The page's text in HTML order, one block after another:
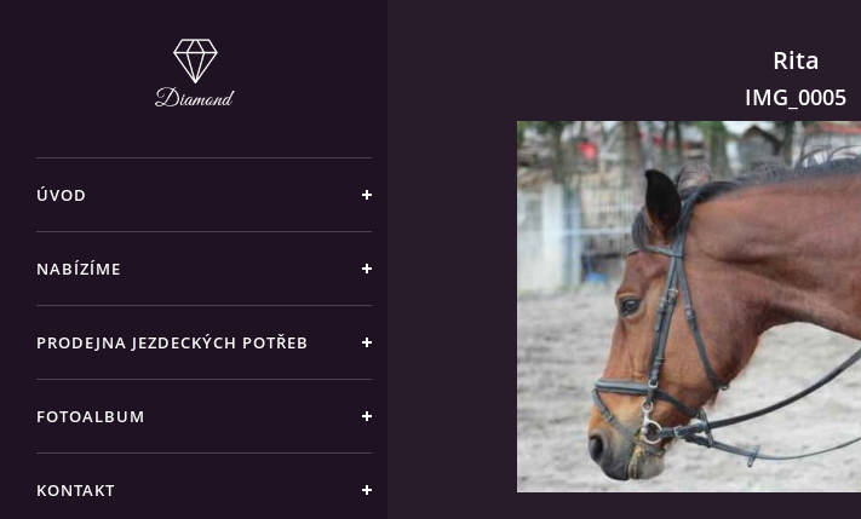
ÚVOD
NABÍZÍME
PRODEJNA JEZDECKÝCH POTŘEB
FOTOALBUM
KONTAKT
Rita
IMG_0005